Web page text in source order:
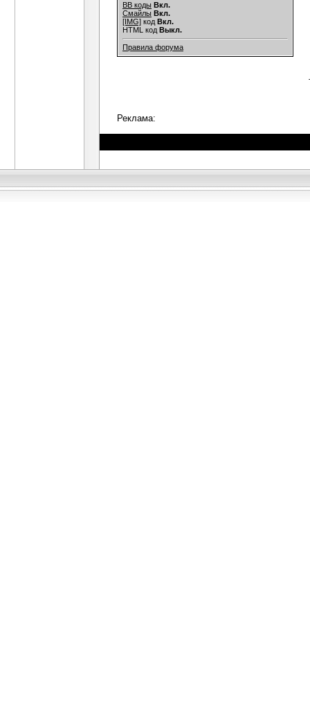
BB коды Вкл.
Смайлы Вкл.
[IMG] код Вкл.
HTML код Выкл.
Правила форума
Реклама: